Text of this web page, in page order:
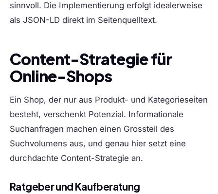
sinnvoll. Die Implementierung erfolgt idealerweise
als JSON-LD direkt im Seitenquelltext.
Content-Strategie für
Online-Shops
Ein Shop, der nur aus Produkt- und Kategorieseiten
besteht, verschenkt Potenzial. Informationale
Suchanfragen machen einen Grossteil des
Suchvolumens aus, und genau hier setzt eine
durchdachte Content-Strategie an.
Ratgeber und Kaufberatung